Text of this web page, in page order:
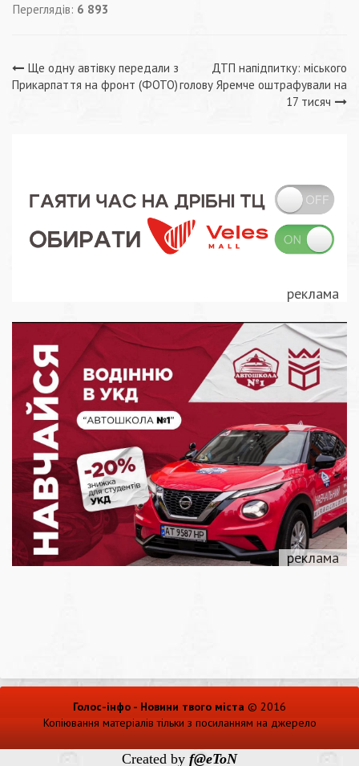
Переглядів: 6 893
Навігація
Ще одну автівку передали з
Прикарпаття на фронт (ФОТО)
ДТП напідпитку: міського
голову Яремче оштрафували на
17 тисяч
Голос-інфо - Новини твого міста © 2016
Копіювання матеріалів тільки з посиланням на джерело
Created by f@eToN